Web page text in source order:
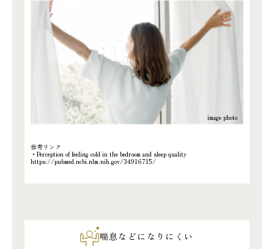
参考リンク
・Perception of feeling cold in the bedroom and sleep quality
https://pubmed.ncbi.nlm.nih.gov/34916715/
喘息などになりにくい